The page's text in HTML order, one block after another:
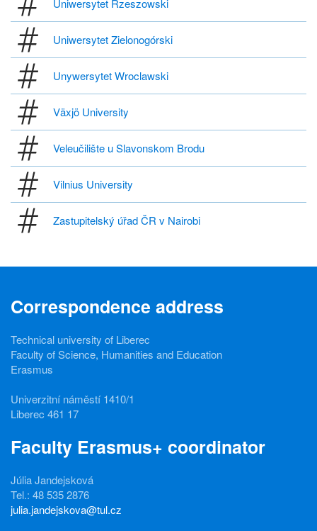
Uniwersytet Rzeszowski
Uniwersytet Zielonogórski
Unywersytet Wroclawski
Växjö University
Veleučilište u Slavonskom Brodu
Vilnius University
Zastupitelský úřad ČR v Nairobi
Correspondence address
Technical university of Liberec
Faculty of Science, Humanities and Education
Erasmus
Univerzitní náměstí 1410/1
Liberec 461 17
Faculty Erasmus+ coordinator
Júlia Jandejsková
Tel.: 48 535 2876
julia.jandejskova@tul.cz